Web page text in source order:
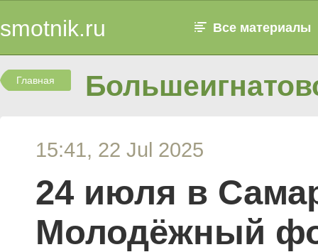
smotnik.ru Все материалы
Главная
15:41, 22 Jul 2025
24 июля в
Молодёжный